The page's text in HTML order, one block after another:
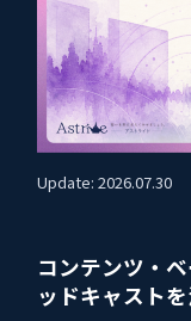
Update: 2026.07.30
コンテンツ・
ッドキャスト